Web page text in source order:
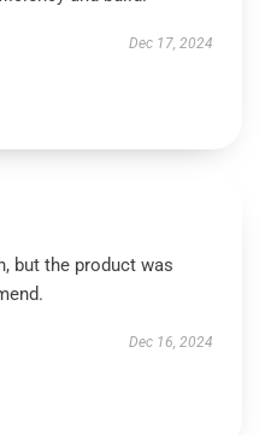
Dec 17, 2024
but the product was
Dec 16, 2024